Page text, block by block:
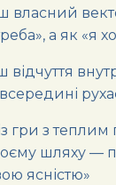
власний
а як «я
гри з
шляху —
ясністю»